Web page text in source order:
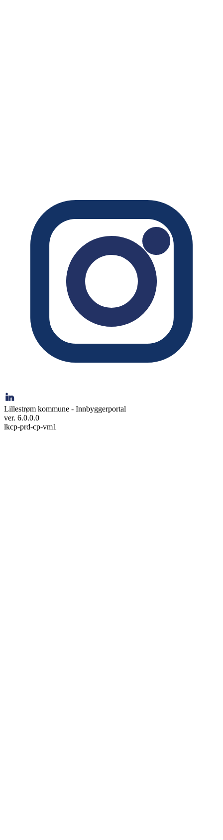
Lillestrøm kommune - Innbyggerportal
ver. 6.0.0.0
lkcp-prd-cp-vm1